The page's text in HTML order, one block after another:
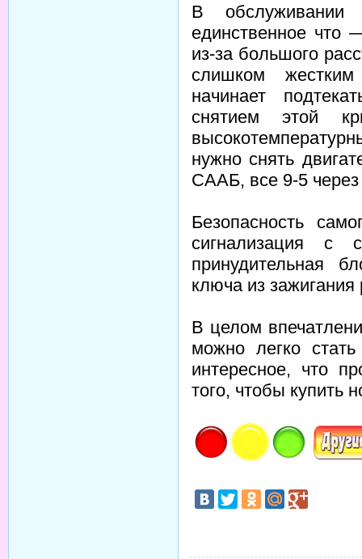
В обслуживании
единственное что
из-за большого
слишком жестким
начинает
снятием этой
нужно снять
СААБ, все 9-5
Безопасность
сигнализация
принудительная
ключа из
В целом
можно легко
интересное, что
того, чтобы купить